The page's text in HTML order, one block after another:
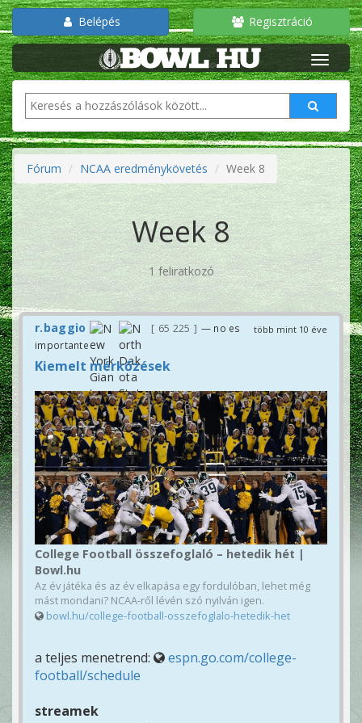
Belépés Regisztráció
Fórum NCAA eredménykövetés Week 8
Week 8
1 feliratkozó
több mint 10 éve
r.baggio 65 225
— no es
importante
Kiemelt mérkőzések
College Football összefoglaló – hetedik hét |
Bowl.hu
Az év játéka és az év elkapása egy fordulóban, lehet még
mást mondani? NCAA-ről lévén szó nyilván igen.
bowl.hu/college-football-osszefoglalo-hetedik-het
a teljes menetrend:
espn.go.com/college-
football/schedule
streamek